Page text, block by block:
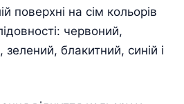
поверхні на сім кольорів
червоний,
блакитний, синій і